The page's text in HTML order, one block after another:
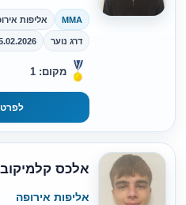
MMA אליפות
דרג נוער
מקום: 1
אלכס קלמיקוב
אליפות אירופה